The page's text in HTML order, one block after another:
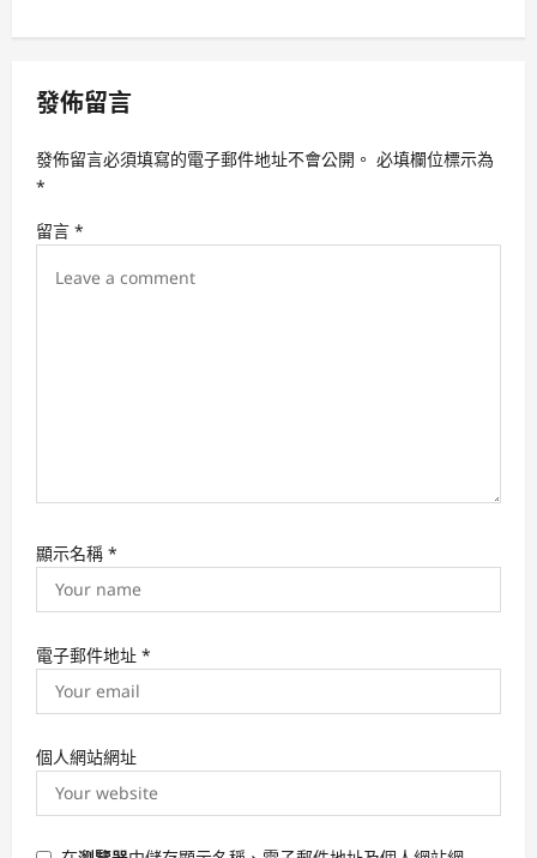
v
g
t
發佈留言
發佈留言必須填寫的電子郵件地址不會公開。 必填欄位標示為
*
留言 *
顯示名稱 *
電子郵件地址 *
個人網站網址